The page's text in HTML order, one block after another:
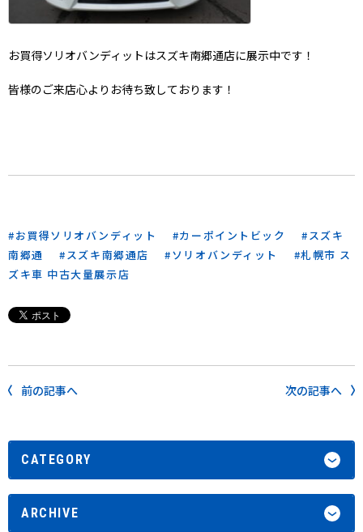
お買得ソリオバンディットはスズキ南郷通店に展示中です！
皆様のご来店心よりお待ち致しております！
お買得ソリオバンディット カーポイントビック
スズキ
南郷通
スズキ南郷通店 ソリオバンディット
札幌市 ス
ズキ車 中古大量展示店
前の記事へ 次の記事へ
CATEGORY
ARCHIVE